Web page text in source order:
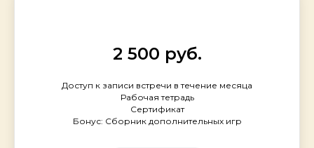
2 500 руб.
Доступ к записи встречи в течение месяца
Рабочая тетрадь
Сертификат
Бонус: Сборник дополнительных игр